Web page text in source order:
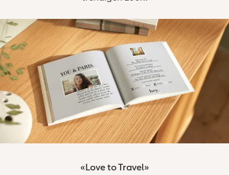
«Love to Travel»